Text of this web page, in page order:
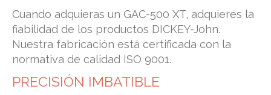
Cuando adquieras un GAC-500 XT, adquieres la
fiabilidad de los productos DICKEY-John.
Nuestra fabricación está certificada con la
normativa de calidad ISO 9001.
PRECISIÓN IMBATIBLE